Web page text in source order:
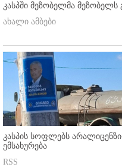
კასპში მეზობელმა მეზობელს
ახალი ამბები
კასპის სოფლებს
ემსახურება
RSS